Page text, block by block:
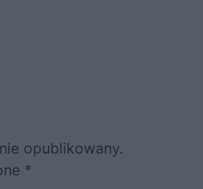
opublikowany.
*